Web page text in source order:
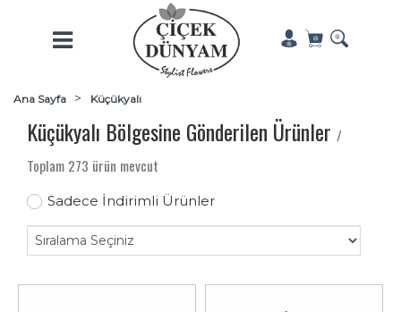
Ana Sayfa Küçükyalı
Küçükyalı Bölgesine Gönderilen Ürünler /
Toplam 273 ürün mevcut
Sadece İndirimli Ürünler